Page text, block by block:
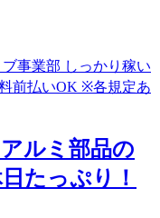
ルミ部品の
たっぷり！